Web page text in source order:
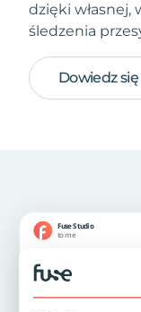
dzięki własnej,
śledzenia
Dowiedz